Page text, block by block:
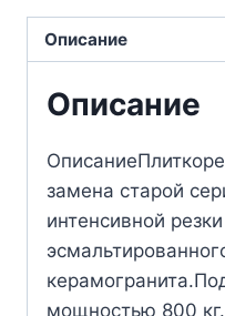
Описание
Описание
замена старой
интенсивной
мощностью 800